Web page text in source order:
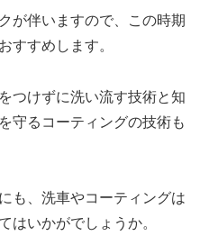
が伴いますので、この時期
すすめします。
つけずに洗い流す技術と知
守るコーティングの技術も
も、洗車やコーティングは
はいかがでしょうか。